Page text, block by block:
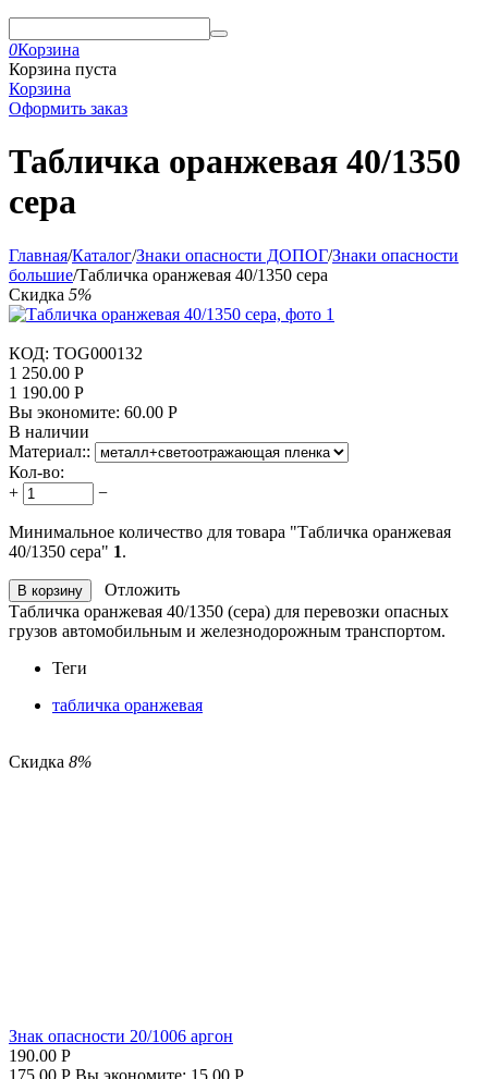
0Корзина
Корзина пуста
Корзина
Оформить заказ
Табличка оранжевая 40/1350
сера
Главная/Каталог/Знаки опасности ДОПОГ/Знаки опасности
большие/Табличка оранжевая 40/1350 сера
Скидка 5%
КОД: TOG000132
1 250.00 Р
1 190.00 Р
Вы экономите: 60.00 Р
В наличии
Материал::
Кол-во:
+
−
Минимальное количество для товара "Табличка оранжевая
40/1350 сера" 1.
В корзину
Отложить
Табличка оранжевая 40/1350 (сера) для перевозки опасных
грузов автомобильным и железнодорожным транспортом.
Теги
табличка оранжевая
Скидка 8%
Знак опасности 20/1006 аргон
190.00 Р
175.00 Р Вы экономите: 15.00 Р